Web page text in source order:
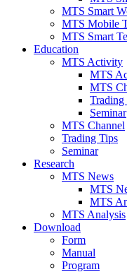
MTS Smart
MTS Mobile
MTS Smart
Education
MTS Activity
MTS
MTS
Trading
Seminar
MTS Channel
Trading Tips
Seminar
Research
MTS News
MTS
MTS
MTS Analysis
Download
Form
Manual
Program